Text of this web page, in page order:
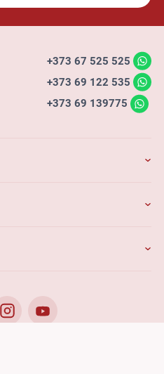
+373 67 525 525
+373 69 122 535
+373 69 139775